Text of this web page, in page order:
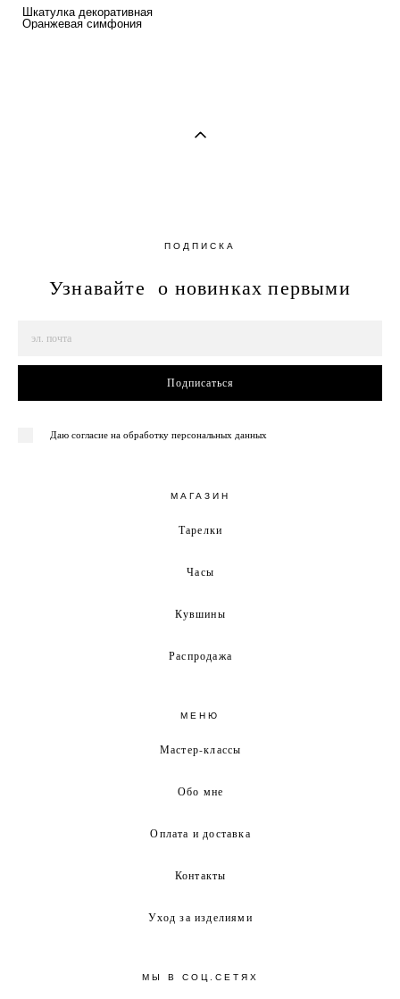
Шкатулка декоративная
Оранжевая симфония
ПОДПИСКА
Узнавайте о новинках первыми
Подписаться
Даю согласие на обработку персональных данных
МАГАЗИН
Тарелки
Часы
Кувшины
Распродажа
МЕНЮ
Мастер-классы
Обо мне
Оплата и доставка
Контакты
Уход за изделиями
МЫ В СОЦ.СЕТЯХ